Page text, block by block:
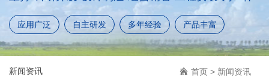
应用广泛 自主研发 多年经验 产品丰富
新闻资讯 首页 > 新闻资讯